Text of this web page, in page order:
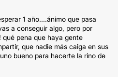
1 año....ánimo que pasa
a conseguir algo, pero por
qué pena que haya gente
que nadie más caiga en sus
bueno para hacerte la rino de